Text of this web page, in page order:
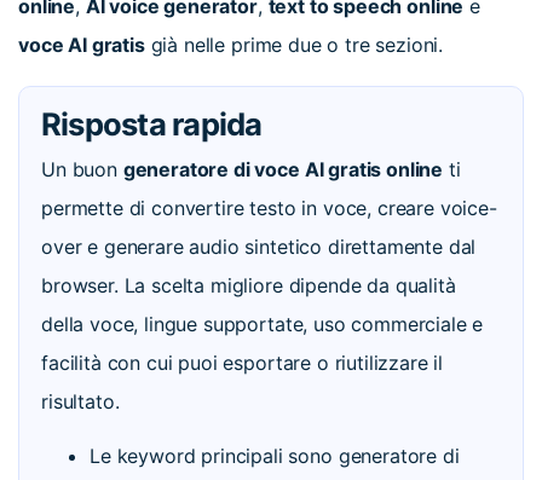
online, AI voice generator, text to speech online e
voce AI gratisgià nelle prime due o tre sezioni.
Risposta rapida
Un buon generatore di voce AI gratis online ti
permette di convertire testo in voce, creare voice-
over e generare audio sintetico direttamente dal
browser. La scelta migliore dipende da qualità
della voce, lingue supportate, uso commerciale e
facilità con cui puoi esportare o riutilizzare il
risultato.
Le keyword principali sono generatore di